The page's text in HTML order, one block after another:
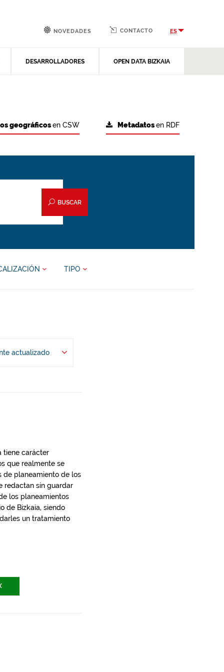
DESARROLLADORES OPEN DATA BIZKAIA
NOVEDADES CONTACTO ES
Metadatosen RDF
geográficosen CSW
BUSCAR
TIPO
actualizado
tiene carácter
que realmente se
de planeamiento de los
redactan sin guardar
los planeamientos
de Bizkaia, siendo
un tratamiento